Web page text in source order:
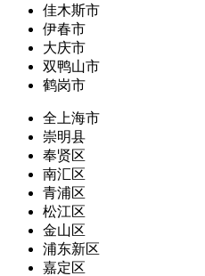
佳木斯市
伊春市
大庆市
双鸭山市
鹤岗市
全上海市
崇明县
奉贤区
南汇区
青浦区
松江区
金山区
浦东新区
嘉定区